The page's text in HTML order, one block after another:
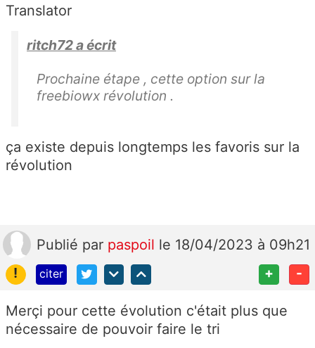
Translator
ritch72 a écrit
Prochaine étape , cette option sur la
freebiowx révolution .
ça existe depuis longtemps les favoris sur la
révolution
Publié par paspoil le 18/04/2023 à 09h21
!
citer + -
Merçi pour cette évolution c'était plus que
nécessaire de pouvoir faire le tri